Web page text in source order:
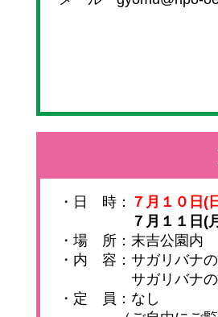
・日 時： ７月１０日(
７月１１日(
・場 所：末吉公園内
・内 容：サガリバナの
サガリバナの
・定 員：なし